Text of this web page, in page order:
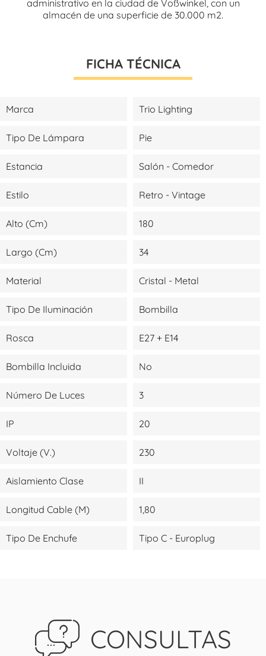
administrativo en la ciudad de Voßwinkel, con un
almacén de una superficie de 30.000 m2.
FICHA TÉCNICA
Marca Trio Lighting
Tipo De Lámpara Pie
Estancia Salón - Comedor
Estilo Retro - Vintage
Alto (cm) 180
Largo (cm) 34
Material Cristal - Metal
Tipo De Iluminación Bombilla
Rosca E27 + E14
Bombilla Incluida No
Número De Luces 3
IP 20
Voltaje (V.) 230
Aislamiento Clase II
Longitud Cable (m) 1,80
Tipo De Enchufe Tipo C - Europlug
CONSULTAS